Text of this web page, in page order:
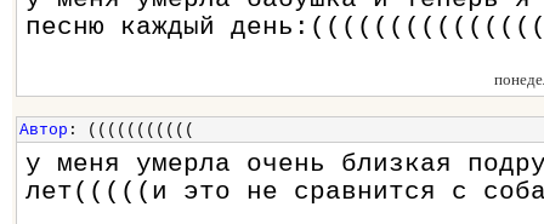
песню каждый
Автор : (((((((((((
у меня умерла очень близкая
лет(((((и это не сравнится с